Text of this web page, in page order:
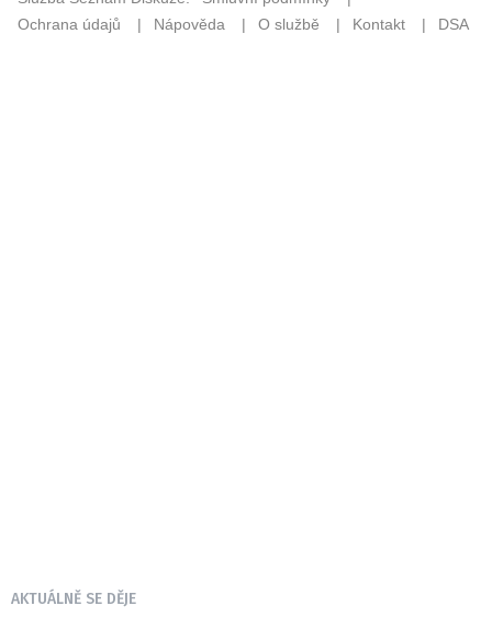
AKTUÁLNĚ SE DĚJE